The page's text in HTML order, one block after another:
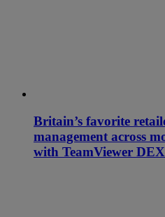
Britain’s favorite
management across
with TeamViewer